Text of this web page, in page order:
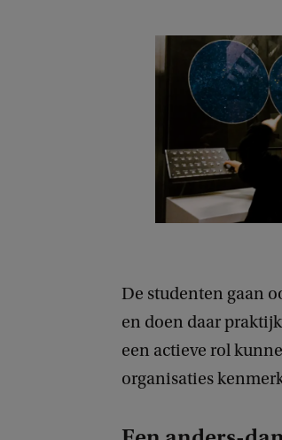
De studenten gaan
en doen daar
een actieve rol
organisaties